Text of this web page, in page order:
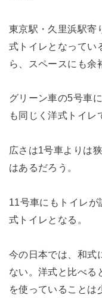
東京駅・久里浜駅寄
式トイレとなってい
ら、スペースにも余
グリーン車の5号車
も同じく洋式トイレ
広さは1号車よりは
はあるだろう。
11号車にもトイレ
式トイレとなる。
今の日本では、和式
ない。洋式と比べる
を使っていることは